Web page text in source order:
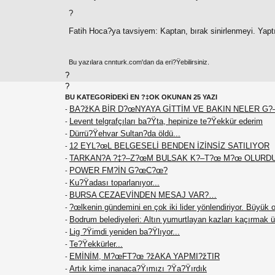
?
Fatih Hoca?ya tavsiyem: Kaptan, bırak sinirlenmeyi.
Bu yazılara cnnturk.com'dan da eri?Ÿebilirsiniz.
?
?
BU KATEGORİDEKİ EN ?‡OK OKUNAN 25 YAZI
- BA?žKA BİR D?œNYAYA GİTTİM VE BAKIN NELER
- Levent telgrafçıları ba?Ÿta, hepinize te?Ÿekkür ederim
- Dürrü?Ÿehvar Sultan?da öldü...
- 12 EYL?œL BELGESELİ BENDEN İZİNSİZ SATILIYOR
- TARKAN?A ?‡?–Z?œM BULSAK K?–T?œ M?œ
- POWER FM?İN G?œC?œ?
- Ku?Ÿadası toparlanıyor...
- BURSA CEZAEVİNDEN MESAJ VAR?…
- ?œlkenin gündemini en çok iki lider yönlendiriyor. Büyük
- Bodrum belediyeleri: Altın yumurtlayan kazları kaçırmak
- Lig ?Ÿimdi yeniden ba?Ÿlıyor...
- Te?Ÿekkürler...
- EMİNİM, M?œFT?œ ?žAKA YAPMI?žTIR
- Artık kime inanaca?Ÿımızı ?Ÿa?Ÿırdık